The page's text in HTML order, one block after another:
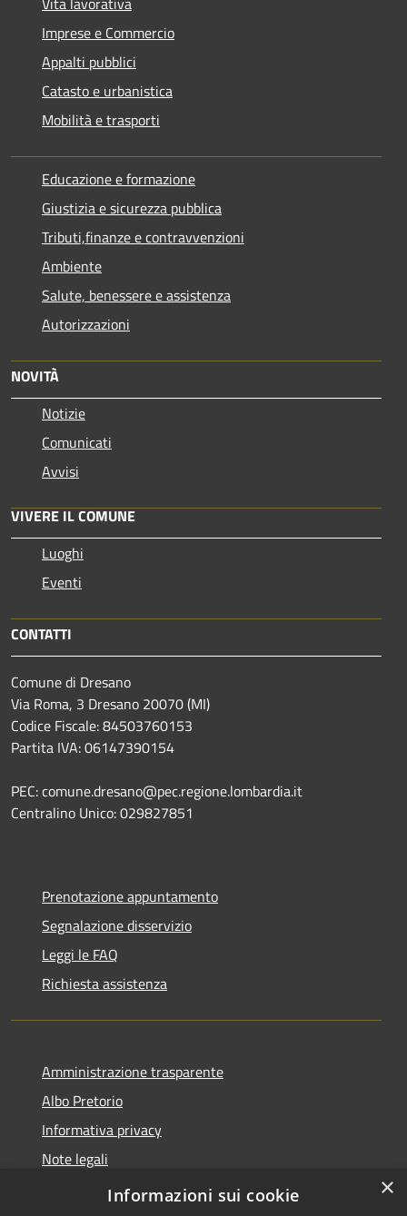
Imprese e Commercio
Appalti pubblici
Catasto e urbanistica
Mobilità e trasporti
Educazione e formazione
Giustizia e sicurezza pubblica
Tributi,finanze e contravvenzioni
Ambiente
Salute, benessere e assistenza
Autorizzazioni
NOVITÀ
Notizie
Comunicati
Avvisi
VIVERE IL COMUNE
Luoghi
Eventi
CONTATTI
Comune di Dresano
Via Roma, 3 Dresano 20070 (MI)
Codice Fiscale: 84503760153
Partita IVA: 06147390154
PEC: comune.dresano@pec.regione.lombardia.it
Centralino Unico: 029827851
Prenotazione appuntamento
Segnalazione disservizio
Leggi le FAQ
Richiesta assistenza
Amministrazione trasparente
Albo Pretorio
Informativa privacy
Note legali
Dichiarazione di accessibilità
×
Informazioni sui cookie